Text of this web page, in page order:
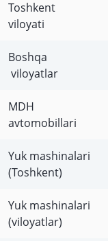
Toshkent
viloyati
Boshqa
viloyatlar
MDH
avtomobillari
Yuk mashinalari
(Toshkent)
Yuk mashinalari
(viloyatlar)